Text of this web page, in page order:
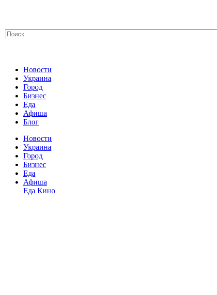
Новости
Украина
Город
Бизнес
Еда
Афиша
Блог
Новости
Украина
Город
Бизнес
Еда
Афиша
Еда Кино